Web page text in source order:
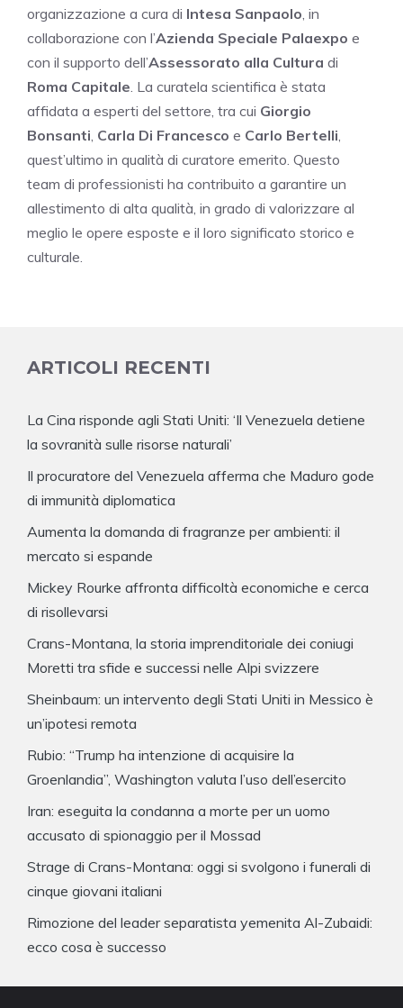
organizzazione a cura di Intesa Sanpaolo, in
collaborazione con l’Azienda Speciale Palaexpo e
con il supporto dell’Assessorato alla Cultura di
Roma Capitale. La curatela scientifica è stata
affidata a esperti del settore, tra cui Giorgio
Bonsanti, Carla Di Francesco e Carlo Bertelli,
quest’ultimo in qualità di curatore emerito. Questo
team di professionisti ha contribuito a garantire un
allestimento di alta qualità, in grado di valorizzare al
meglio le opere esposte e il loro significato storico e
culturale.
ARTICOLI RECENTI
La Cina risponde agli Stati Uniti: ‘Il Venezuela detiene
la sovranità sulle risorse naturali’
Il procuratore del Venezuela afferma che Maduro gode
di immunità diplomatica
Aumenta la domanda di fragranze per ambienti: il
mercato si espande
Mickey Rourke affronta difficoltà economiche e cerca
di risollevarsi
Crans-Montana, la storia imprenditoriale dei coniugi
Moretti tra sfide e successi nelle Alpi svizzere
Sheinbaum: un intervento degli Stati Uniti in Messico è
un’ipotesi remota
Rubio: “Trump ha intenzione di acquisire la
Groenlandia”, Washington valuta l’uso dell’esercito
Iran: eseguita la condanna a morte per un uomo
accusato di spionaggio per il Mossad
Strage di Crans-Montana: oggi si svolgono i funerali di
cinque giovani italiani
Rimozione del leader separatista yemenita Al-Zubaidi:
ecco cosa è successo